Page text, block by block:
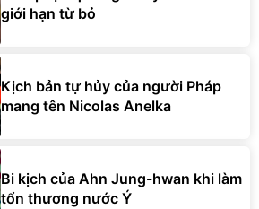
giới hạn từ bỏ
Kịch bản tự hủy của người Pháp
mang tên Nicolas Anelka
Bi kịch của Ahn Jung-hwan khi làm
tổn thương nước Ý